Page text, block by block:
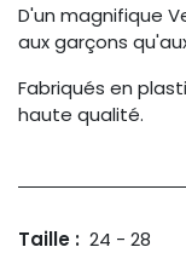
D'un magnifique
aux garçons
Fabriqués en
haute qualité.
Taille : 24 - 28